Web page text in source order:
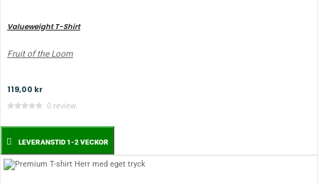
Valueweight T-Shirt
Fruit of the Loom
119,00 kr
0 review
LEVERANSTID 1-2 VECKOR